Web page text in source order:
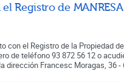
Registro de
con el Registro de la Propiedad
de teléfono 93 872 56 12 o
dirección Francesc Moragas, 36 -